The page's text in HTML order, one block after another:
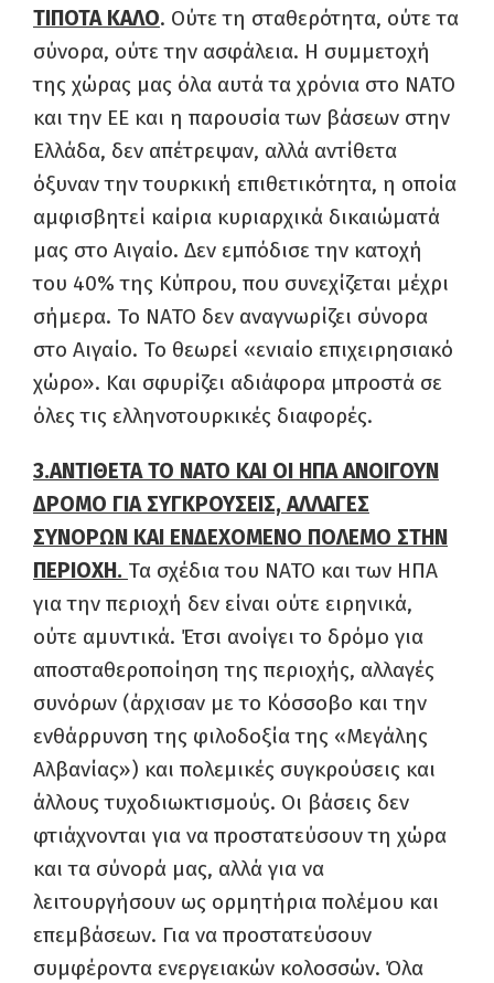
ΤΙΠΟΤΑ ΚΑΛΟ. Ούτε τη σταθερότητα, ούτε τα
σύνορα, ούτε την ασφάλεια. Η συμμετοχή
της χώρας μας όλα αυτά τα χρόνια στο ΝΑΤΟ
και την ΕΕ και η παρουσία των βάσεων στην
Ελλάδα, δεν απέτρεψαν, αλλά αντίθετα
όξυναν την τουρκική επιθετικότητα, η οποία
αμφισβητεί καίρια κυριαρχικά δικαιώματά
μας στο Αιγαίο. Δεν εμπόδισε την κατοχή
του 40% της Κύπρου, που συνεχίζεται μέχρι
σήμερα. Το ΝΑΤΟ δεν αναγνωρίζει σύνορα
στο Αιγαίο. Το θεωρεί «ενιαίο επιχειρησιακό
χώρο». Και σφυρίζει αδιάφορα μπροστά σε
όλες τις ελληνοτουρκικές διαφορές.
3.ΑΝΤΙΘΕΤΑ ΤΟ ΝΑΤΟ ΚΑΙ ΟΙ ΗΠΑ ΑΝΟΙΓΟΥΝ
ΔΡΟΜΟ ΓΙΑ ΣΥΓΚΡΟΥΣΕΙΣ, ΑΛΛΑΓΕΣ
ΣΥΝΟΡΩΝ ΚΑΙ ΕΝΔΕΧΟΜΕΝΟ ΠΟΛΕΜΟ ΣΤΗΝ
ΠΕΡΙΟΧΗ. Τα σχέδια του ΝΑΤΟ και των ΗΠΑ
για την περιοχή δεν είναι ούτε ειρηνικά,
ούτε αμυντικά. Έτσι ανοίγει το δρόμο για
αποσταθεροποίηση της περιοχής, αλλαγές
συνόρων (άρχισαν με το Κόσσοβο και την
ενθάρρυνση της φιλοδοξία της «Μεγάλης
Αλβανίας») και πολεμικές συγκρούσεις και
άλλους τυχοδιωκτισμούς. Οι βάσεις δεν
φτιάχνονται για να προστατεύσουν τη χώρα
και τα σύνορά μας, αλλά για να
λειτουργήσουν ως ορμητήρια πολέμου και
επεμβάσεων. Για να προστατεύσουν
συμφέροντα ενεργειακών κολοσσών. Όλα